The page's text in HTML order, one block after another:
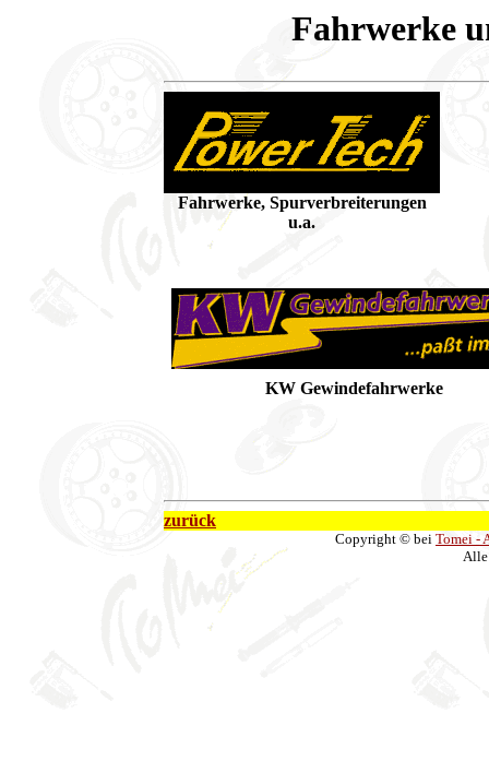
Fahrwerke
Fahrwerke, Spurverbreiterungen
u.a.
KW Gewindefahrwerke
zurück
Copyright © bei Tomei -
Alle